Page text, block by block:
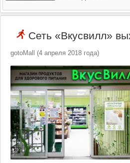
Сеть «Вкусвилл»
gotoMall (4 апреля 2018 года)